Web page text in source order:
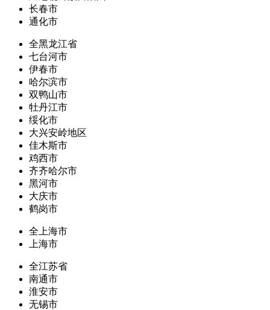
长春市
通化市
全黑龙江省
七台河市
伊春市
哈尔滨市
双鸭山市
牡丹江市
绥化市
大兴安岭地区
佳木斯市
鸡西市
齐齐哈尔市
黑河市
大庆市
鹤岗市
全上海市
上海市
全江苏省
南通市
淮安市
无锡市